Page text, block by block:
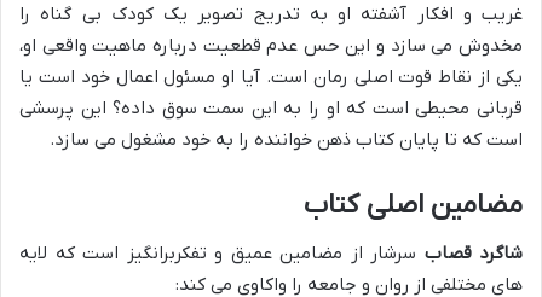
غریب و افکار آشفته او به تدریج تصویر یک کودک بی گناه را
مخدوش می سازد و این حس عدم قطعیت درباره ماهیت واقعی او،
یکی از نقاط قوت اصلی رمان است. آیا او مسئول اعمال خود است یا
قربانی محیطی است که او را به این سمت سوق داده؟ این پرسشی
است که تا پایان کتاب ذهن خواننده را به خود مشغول می سازد.
مضامین اصلی کتاب
شاگرد قصاب سرشار از مضامین عمیق و تفکربرانگیز است که لایه
های مختلفی از روان و جامعه را واکاوی می کند: